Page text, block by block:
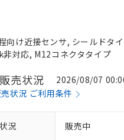
向け近接センサ, シールドタ
対応, M12コネクタタイプ
売状況
2026/08/07
状況 ご利用条件
況 販売中